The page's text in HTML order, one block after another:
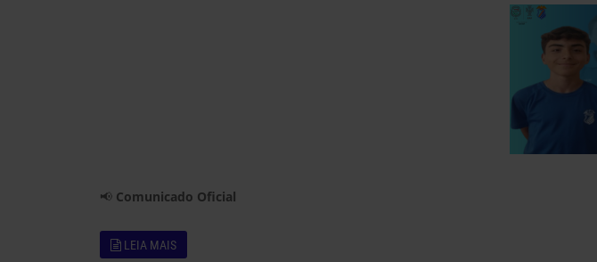
📢 Comunicado Oficial
LEIA MAIS